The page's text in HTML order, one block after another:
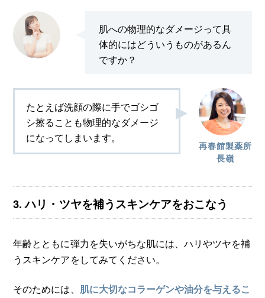
肌への物理的なダメージって具
体的にはどういうものがあるん
ですか？
再春館製薬所
長嶺
たとえば洗顔の際に手でゴシゴ
シ擦ることも物理的なダメージ
になってしまいます。
3. ハリ・ツヤを補うスキンケアをおこなう
年齢とともに弾力を失いがちな肌には、ハリやツヤを補
うスキンケアをしてみてください。
そのためには、 肌に大切なコラーゲンや油分を与えるこ